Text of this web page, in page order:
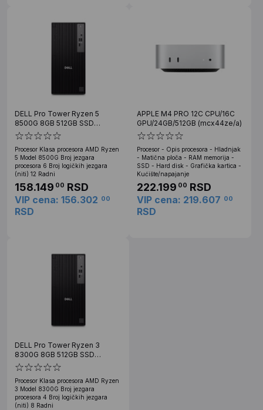
DELL Pro Tower Ryzen 5
8500G 8GB 512GB SSD
DVDRW Win11Pro ProSupport
Procesor Klasa procesora AMD Ryzen
5 Model 8500G Broj jezgara
procesora 6 Broj logičkih jezgara
(niti) 12 Radni
158.149 00 RSD
VIP cena: 156.302 00
RSD
APPLE M4 PRO 12C CPU/16C
GPU/24GB/512GB (mcx44ze/a)
Procesor - Opis procesora - Hladnjak
- Matična ploča - RAM memorija -
SSD - Hard disk - Grafička kartica -
Kućište/napajanje
222.199 00 RSD
VIP cena: 219.607 00
RSD
DELL Pro Tower Ryzen 3
8300G 8GB 512GB SSD
DVDRW Win11Pro 3yr
ProSupport
Procesor Klasa procesora AMD Ryzen
3 Model 8300G Broj jezgara
procesora 4 Broj logičkih jezgara
(niti) 8 Radni